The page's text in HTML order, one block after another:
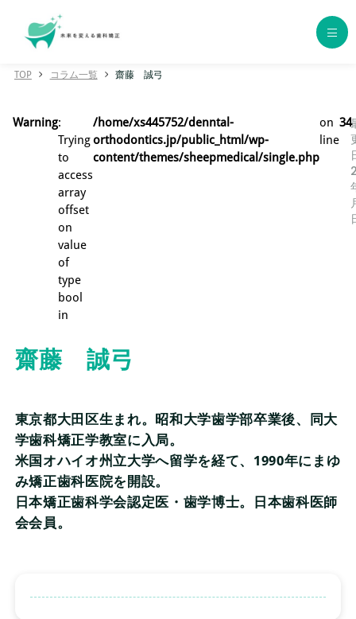
歯科矯正の種類
エリア別おすすめクリニック
年代別おすすめクリニック
用語集
よくある質問
当サイトについて
TOP コラム一覧 齋藤 誠弓
Warning:
Trying
to
access
array
offset
on
value
of
type
bool
in
/home/xs445752/denntal-
orthodontics.jp/public_html/wp-
content/themes/sheepmedical/single.php
on
line
34
齋藤 誠弓
東京都大田区生まれ。昭和大学歯学部卒業後、同大
学歯科矯正学教室に入局。
米国オハイオ州立大学へ留学を経て、1990年にまゆ
み矯正歯科医院を開設。
日本矯正歯科学会認定医・歯学博士。日本歯科医師
会会員。